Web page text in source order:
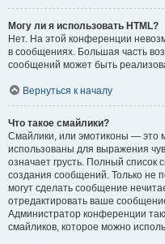
Могу ли я использовать HTML?
Нет. На этой конференции
в сообщениях. Большая часть
сообщений может быть
Вернуться к началу
Что такое смайлики?
Смайлики, или эмотиконы — это
использованы для выражения
означает грусть. Полный список
создания сообщений. Только не
могут сделать сообщение
отредактировать ваше
Администратор конференции
смайликов, которое можно